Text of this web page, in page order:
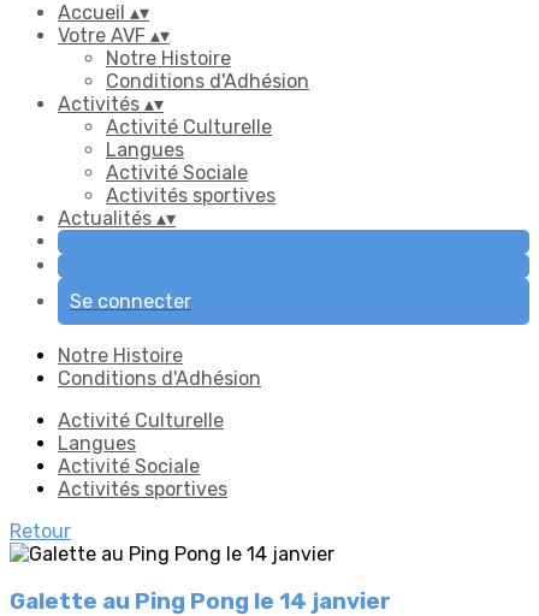
Accueil ▴▾
Votre AVF ▴▾
Notre Histoire
Conditions d'Adhésion
Activités ▴▾
Activité Culturelle
Langues
Activité Sociale
Activités sportives
Actualités ▴▾
Se connecter
Notre Histoire
Conditions d'Adhésion
Activité Culturelle
Langues
Activité Sociale
Activités sportives
Retour
Galette au Ping Pong le 14 janvier